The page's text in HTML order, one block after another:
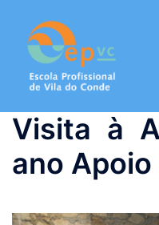
conteúdo
Visita à
ano